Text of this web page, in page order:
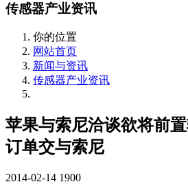
传感器产业资讯
你的位置
网站首页
新闻与资讯
传感器产业资讯
苹果与索尼洽谈欲将前
订单交与索尼
2014-02-14 1900